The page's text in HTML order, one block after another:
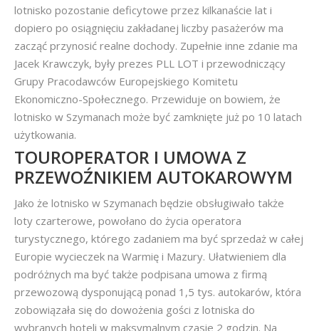
lotnisko pozostanie deficytowe przez kilkanaście lat i
dopiero po osiągnięciu zakładanej liczby pasażerów ma
zacząć przynosić realne dochody. Zupełnie inne zdanie ma
Jacek Krawczyk, były prezes PLL LOT i przewodniczący
Grupy Pracodawców Europejskiego Komitetu
Ekonomiczno-Społecznego. Przewiduje on bowiem, że
lotnisko w Szymanach może być zamknięte już po 10 latach
użytkowania.
TOUROPERATOR I UMOWA Z
PRZEWOŹNIKIEM AUTOKAROWYM
Jako że lotnisko w Szymanach będzie obsługiwało także
loty czarterowe, powołano do życia operatora
turystycznego, którego zadaniem ma być sprzedaż w całej
Europie wycieczek na Warmię i Mazury. Ułatwieniem dla
podróżnych ma być także podpisana umowa z firmą
przewozową dysponującą ponad 1,5 tys. autokarów, która
zobowiązała się do dowożenia gości z lotniska do
wybranych hoteli w maksymalnym czasie 2 godzin. Na